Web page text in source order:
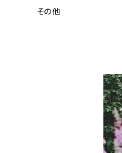
その他